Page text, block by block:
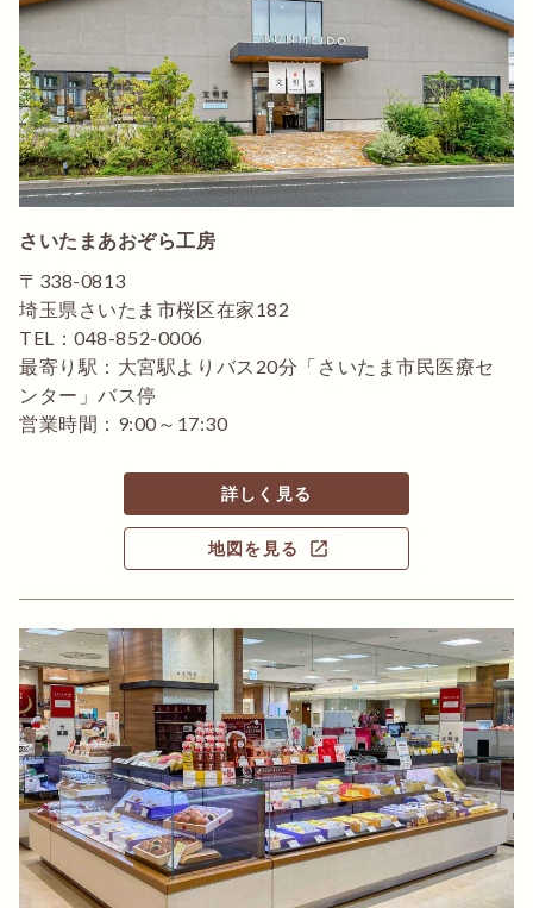
さいたまあおぞら工房
〒338-0813
埼玉県さいたま市桜区在家182
TEL：048-852-0006
最寄り駅：大宮駅よりバス20分「さいたま市民医療セ
ンター」バス停
営業時間：9:00～17:30
詳しく見る
地図を見る open_in_new